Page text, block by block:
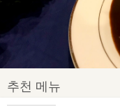
추천 메뉴